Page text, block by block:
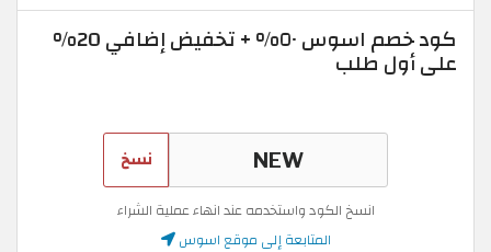
كود خصم اسوس ٥٠% + تخفيض إضافي 20%
على أول طلب
نسخ
انسخ الكود واستخدمه عند انهاء عملية الشراء
المتابعة إلى موقع اسوس